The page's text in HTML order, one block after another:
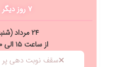
۷ روز دیگر
۲۴ مرداد (شنبه)
از ساعت ۱۵ الی ۱۸:۳۰
سقف نوبت دهی